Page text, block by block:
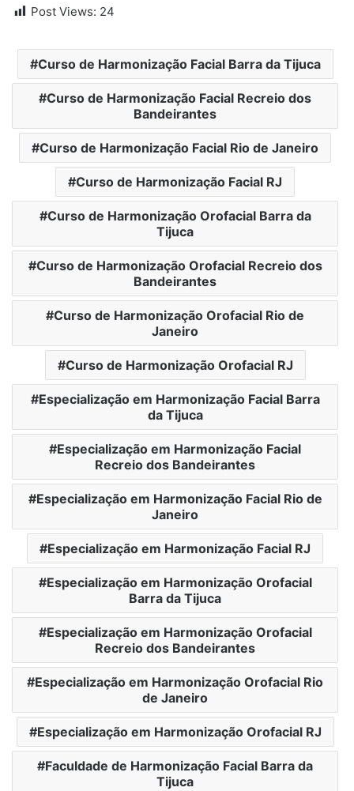
Post Views: 24
Curso de Harmonização Facial Barra da Tijuca
Curso de Harmonização Facial Recreio dos
Bandeirantes
Curso de Harmonização Facial Rio de Janeiro
Curso de Harmonização Facial RJ
Curso de Harmonização Orofacial Barra da
Tijuca
Curso de Harmonização Orofacial Recreio dos
Bandeirantes
Curso de Harmonização Orofacial Rio de
Janeiro
Curso de Harmonização Orofacial RJ
Especialização em Harmonização Facial Barra
da Tijuca
Especialização em Harmonização Facial
Recreio dos Bandeirantes
Especialização em Harmonização Facial Rio de
Janeiro
Especialização em Harmonização Facial RJ
Especialização em Harmonização Orofacial
Barra da Tijuca
Especialização em Harmonização Orofacial
Recreio dos Bandeirantes
Especialização em Harmonização Orofacial Rio
de Janeiro
Especialização em Harmonização Orofacial RJ
Faculdade de Harmonização Facial Barra da
Tijuca